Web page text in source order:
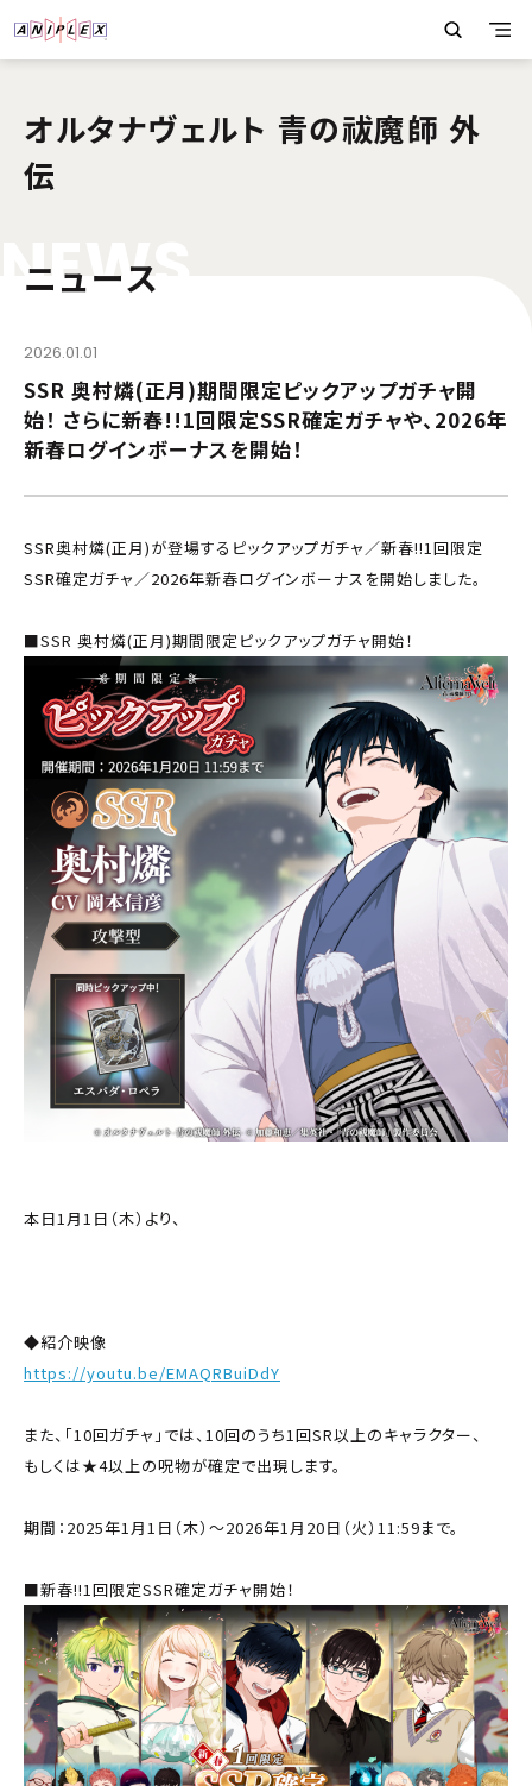
オルタナヴェルト 青の祓魔師 外
伝
NEWS
ニュース
2026.01.01
SSR 奥村燐(正月)期間限定ピックアップガチャ開
始！ さらに新春!!1回限定SSR確定ガチャや、2026年
新春ログインボーナスを開始！
SSR奥村燐(正月)が登場するピックアップガチャ／新春!!1回限定
SSR確定ガチャ／2026年新春ログインボーナスを開始しました。
■SSR 奥村燐(正月)期間限定ピックアップガチャ開始！
本日1月1日（木）より、
◆紹介映像
https://youtu.be/EMAQRBuiDdY
また、「10回ガチャ」では、10回のうち1回SR以上のキャラクター、
もしくは★4以上の呪物が確定で出現します。
期間：2025年1月1日（木）～2026年1月20日（火）11:59まで。
■新春!!1回限定SSR確定ガチャ開始！